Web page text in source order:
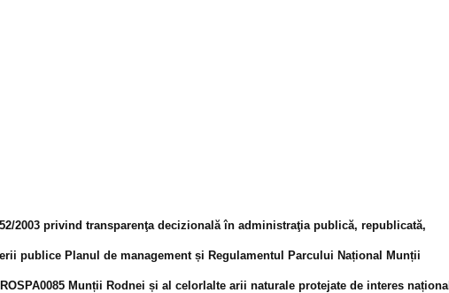
2003 privind transparenţa decizională în administraţia publică, republicată,
publice Planul de management și Regulamentul Parcului Național Munții
Munții Rodnei și al celorlalte arii naturale protejate de interes național